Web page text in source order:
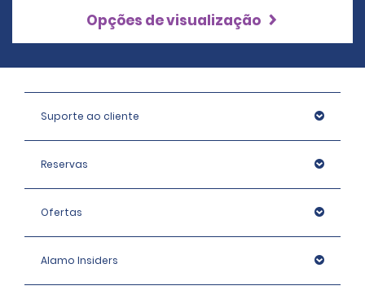
Opções de visualização
Suporte ao cliente
Reservas
Ofertas
Alamo Insiders